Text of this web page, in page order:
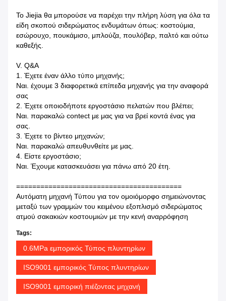
Το Jiejia θα μπορούσε να παρέχει την πλήρη λύση για όλα τα
είδη σκοπού σιδερώματος ενδυμάτων όπως: κοστούμια,
εσώρουχο, πουκάμισο, μπλούζα, πουλόβερ, παλτό και ούτω
καθεξής.
V. Q&A
1. Έχετε έναν άλλο τύπο μηχανής;
Ναι. έχουμε 3 διαφορετικά επίπεδα μηχανής για την αναφορά
σας
2. Έχετε οποιοδήποτε εργοστάσιο πελατών που βλέπει;
Ναι. παρακαλώ contect με μας για να βρεί κοντά ένας για
σας.
3. Έχετε το βίντεο μηχανών;
Ναι. παρακαλώ απευθυνθείτε με μας.
4. Είστε εργοστάσιο;
Ναι. Έχουμε κατασκευάσει για πάνω από 20 έτη.
=========================================
Αυτόματη μηχανή Τύπου για τον ομοιόμορφο σημειώνοντας
μεταξύ των γραμμών του κειμένου εξοπλισμό σιδερώματος
ατμού σακακιών κοστουμιών με την κενή αναρρόφηση
Tags:
0.6MPa εμπορικός Τύπος πλυντηρίων
ISO9001 εμπορικός Τύπος πλυντηρίων
ISO9001 εμπορική πιέζοντας μηχανή